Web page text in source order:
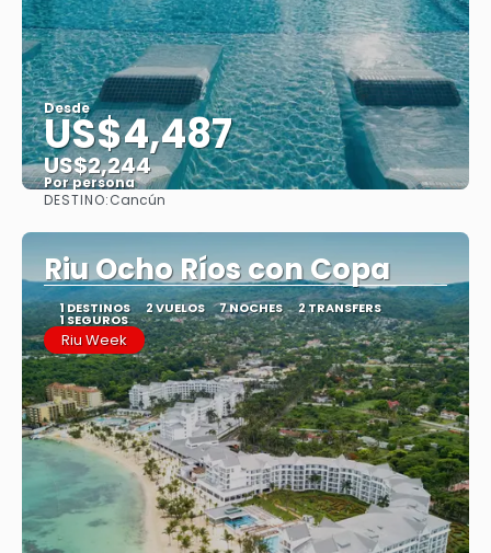
Desde
US$4,487
US$2,244
Por persona
DESTINO:Cancún
Riu Ocho Ríos con Copa
1 DESTINOS 2 VUELOS 7 NOCHES 2 TRANSFERS
1 SEGUROS
Riu Week